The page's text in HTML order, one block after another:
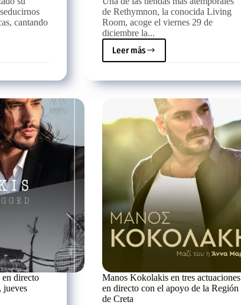
cantando
de Rethymnon, la conocida Living
Room, acoge el viernes 29 de
diciembre la...
Leer más
Manos
Kokolakis
directo
Living
Rethymno,
el
viernes
29/12
directo
jueves
Manos Kokolakis en tres actuaciones
en directo con el apoyo de la Región
de Creta